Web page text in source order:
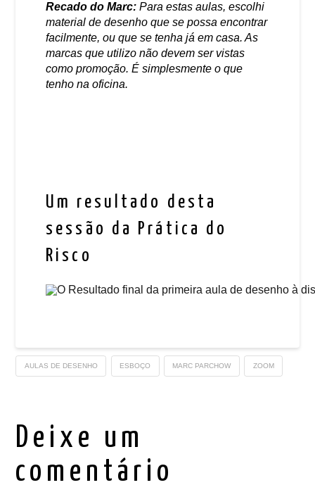
Recado do Marc: Para estas aulas, escolhi
material de desenho que se possa encontrar
facilmente, ou que se tenha já em casa. As
marcas que utilizo não devem ser vistas
como promoção. É simplesmente o que
tenho na oficina.
Um resultado desta
sessão da Prática do
Risco
AULAS DE DESENHO ESBOÇO MARC PARCHOW ZOOM
Deixe um
comentário